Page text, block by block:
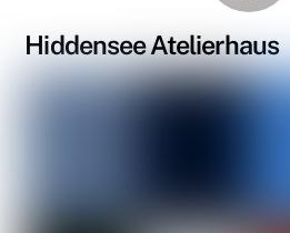
Hiddensee Atelierhaus